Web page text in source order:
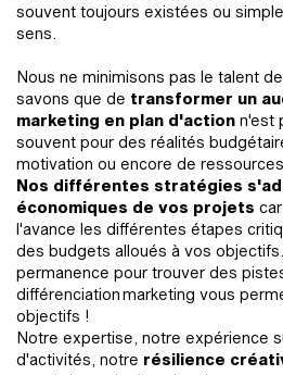
souvent toujours existées ou
sens.
Nous ne minimisons pas le talent
savons que de transformer un
marketing en plan d'action n'est
souvent pour des réalités
motivation ou encore de
Nos différentes stratégies
économiques de vos projets
l'avance les différentes étapes
des budgets alloués à vos
permanence pour trouver des
différenciation marketing vous
objectifs !
Notre expertise, notre expérience
d'activités, notre résilience